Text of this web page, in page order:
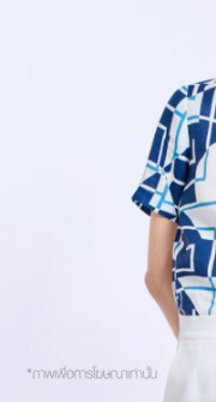
คลิกที่นี่เพื่อสมัครสมาชิก